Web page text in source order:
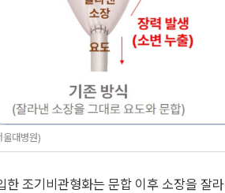
울대병원)
한 조기비관형화는 문합 이후 소장을 잘